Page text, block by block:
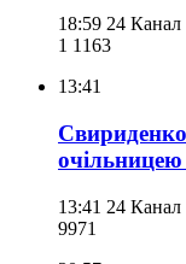
18:59 24 Канал
1 1163
13:41
13:41 24 Канал
9971